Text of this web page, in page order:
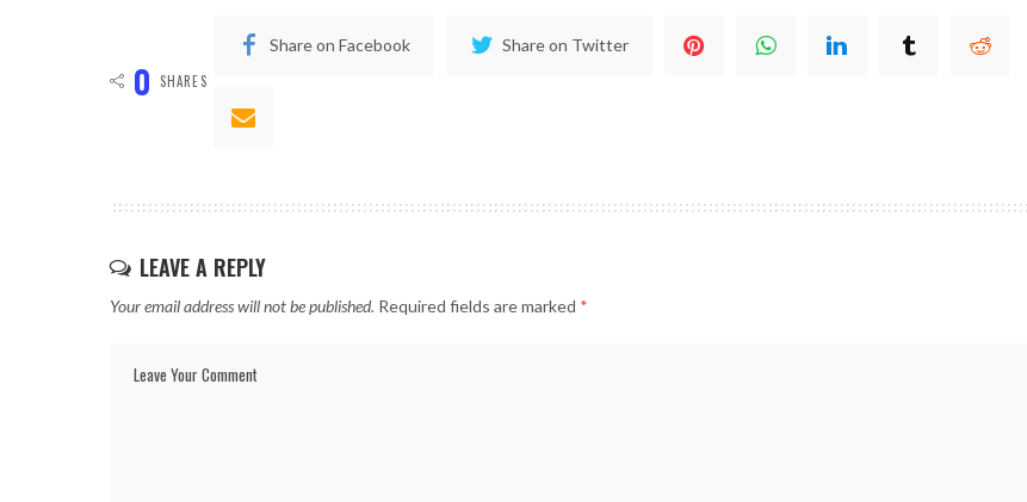
0 SHARES
Share on Facebook Share on Twitter
LEAVE A REPLY
Your email address will not be published. Required fields are marked *